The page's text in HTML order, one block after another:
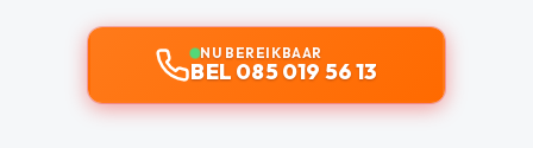
NU BEREIKBAAR
BEL 085 019 56 13